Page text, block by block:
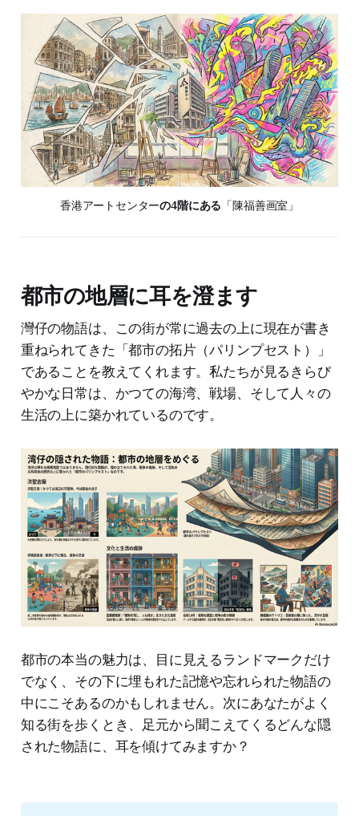
香港アートセンターの4階にある 「陳福善画室」
都市の地層に耳を澄ます
灣仔の物語は、この街が常に過去の上に現在が書き
重ねられてきた「都市の拓片（パリンプセスト）」
であることを教えてくれます。私たちが見るきらび
やかな日常は、かつての海湾、戦場、そして人々の
生活の上に築かれているのです。
都市の本当の魅力は、目に見えるランドマークだけ
でなく、その下に埋もれた記憶や忘れられた物語の
中にこそあるのかもしれません。次にあなたがよく
知る街を歩くとき、足元から聞こえてくるどんな隠
された物語に、耳を傾けてみますか？